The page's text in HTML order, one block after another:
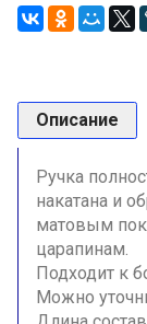
Описание
Ручка
накатана и
матовым
царапинам.
Подходит к
Можно